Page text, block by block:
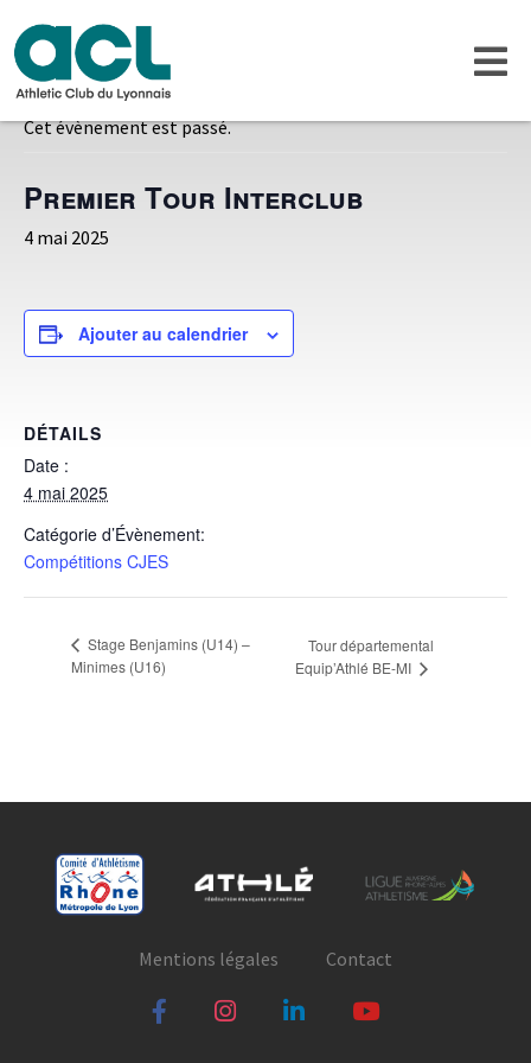
« Tous les Évènements
Cet évènement est passé.
Premier Tour Interclub
4 mai 2025
Ajouter au calendrier
DÉTAILS
Date :
4 mai 2025
Catégorie d’Évènement:
Compétitions CJES
Stage Benjamins (U14) –
Minimes (U16)
Tour départemental
Equip’Athlé BE-MI
Mentions légales Contact